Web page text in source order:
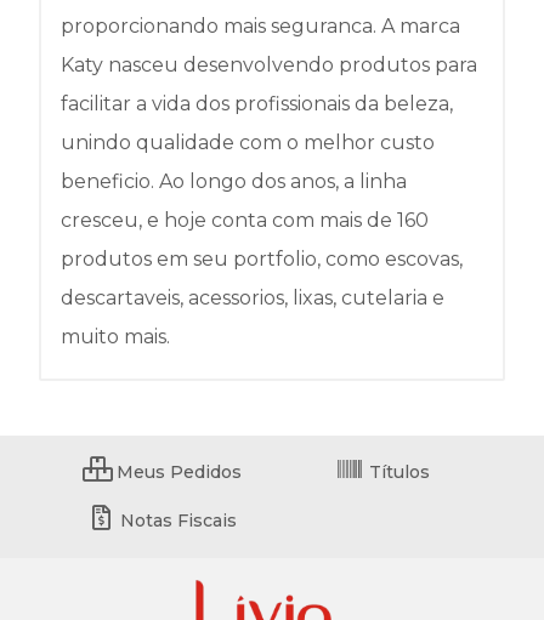
proporcionando mais seguranca. A marca
Katy nasceu desenvolvendo produtos para
facilitar a vida dos profissionais da beleza,
unindo qualidade com o melhor custo
beneficio. Ao longo dos anos, a linha
cresceu, e hoje conta com mais de 160
produtos em seu portfolio, como escovas,
descartaveis, acessorios, lixas, cutelaria e
muito mais.
Meus Pedidos Títulos
Notas Fiscais